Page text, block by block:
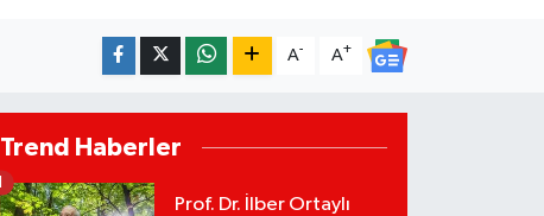
A- A+
Trend Haberler
Prof. Dr. İlber Ortaylı